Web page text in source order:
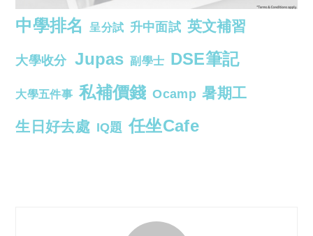
中學排名 呈分試 升中面試 英文補習
大學收分 Jupas 副學士 DSE筆記
大學五件事 私補價錢 Ocamp 暑期工
生日好去處 IQ題 任坐Cafe